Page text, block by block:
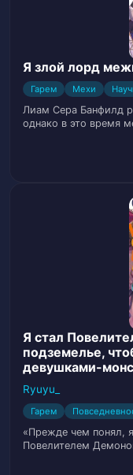
Глава 19.
21
Глава 20.
Задания
22 Глава 21.
Глава 22.
Глава 23.
Глава 24.
Глава 25.
27
Глава 26.
28
Глава 27.
Заявление
Глава 28.
Я злой лорд
Гарем Мехи
Лиам Сера Банфилд
однако в это время
Я стал
подземелье,
девушками-
Ryuyu_
Гарем
«Прежде чем понял,
Повелителем